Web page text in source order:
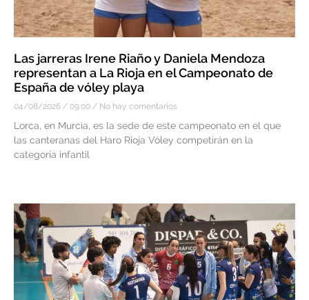
Las jarreras Irene Riaño y Daniela Mendoza
representan a La Rioja en el Campeonato de
España de vóley playa
04/08/2026 09:00 No hay comentarios
Lorca, en Murcia, es la sede de este campeonato en el que
las canteranas del Haro Rioja Vóley competirán en la
categoría infantil